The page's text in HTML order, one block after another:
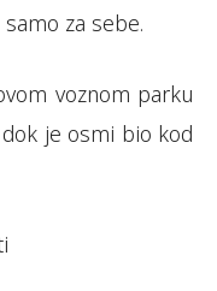
za sebe.
voznom parku
je osmi bio kod